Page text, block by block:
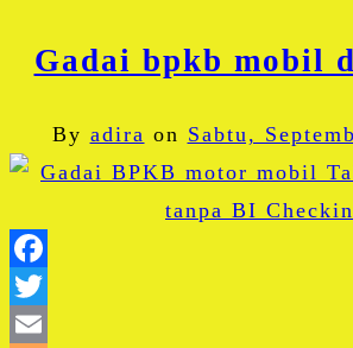
Gadai bpkb mobil
By adira on Sabtu,